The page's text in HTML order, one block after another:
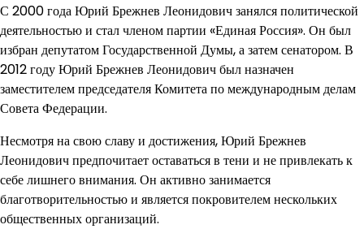
С 2000 года Юрий Брежнев Леонидович занялся политической
деятельностью и стал членом партии «Единая Россия». Он был
избран депутатом Государственной Думы, а затем сенатором. В
2012 году Юрий Брежнев Леонидович был назначен
заместителем председателя Комитета по международным делам
Совета Федерации.
Несмотря на свою славу и достижения, Юрий Брежнев
Леонидович предпочитает оставаться в тени и не привлекать к
себе лишнего внимания. Он активно занимается
благотворительностью и является покровителем нескольких
общественных организаций.